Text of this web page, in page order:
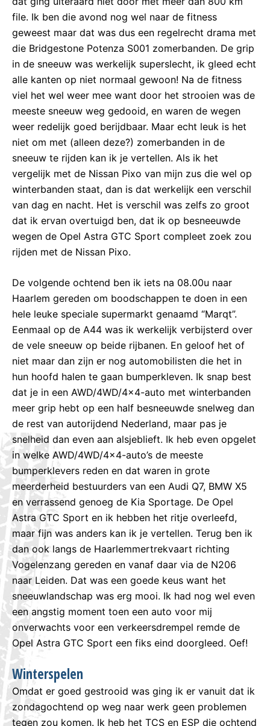
file. Ik ben die avond nog wel naar de fitness
geweest maar dat was dus een regelrecht drama met
die Bridgestone Potenza S001 zomerbanden. De grip
in de sneeuw was werkelijk superslecht, ik gleed echt
alle kanten op niet normaal gewoon! Na de fitness
viel het wel weer mee want door het strooien was de
meeste sneeuw weg gedooid, en waren de wegen
weer redelijk goed berijdbaar. Maar echt leuk is het
niet om met (alleen deze?) zomerbanden in de
sneeuw te rijden kan ik je vertellen. Als ik het
vergelijk met de Nissan Pixo van mijn zus die wel op
winterbanden staat, dan is dat werkelijk een verschil
van dag en nacht. Het is verschil was zelfs zo groot
dat ik ervan overtuigd ben, dat ik op besneeuwde
wegen de Opel Astra GTC Sport compleet zoek zou
rijden met de Nissan Pixo.
De volgende ochtend ben ik iets na 08.00u naar
Haarlem gereden om boodschappen te doen in een
hele leuke speciale supermarkt genaamd “Marqt”.
Eenmaal op de A44 was ik werkelijk verbijsterd over
de vele sneeuw op beide rijbanen. En geloof het of
niet maar dan zijn er nog automobilisten die het in
hun hoofd halen te gaan bumperkleven. Ik snap best
dat je in een AWD/4WD/4×4-auto met winterbanden
meer grip hebt op een half besneeuwde snelweg dan
de rest van autorijdend Nederland, maar pas je
snelheid dan even aan alsjeblieft. Ik heb even opgelet
in welke AWD/4WD/4×4-auto’s de meeste
bumperklevers reden en dat waren in grote
meerderheid bestuurders van een Audi Q7, BMW X5
en verrassend genoeg de Kia Sportage. De Opel
Astra GTC Sport en ik hebben het ritje overleefd,
maar fijn was anders kan ik je vertellen. Terug ben ik
dan ook langs de Haarlemmertrekvaart richting
Vogelenzang gereden en vanaf daar via de N206
naar Leiden. Dat was een goede keus want het
sneeuwlandschap was erg mooi. Ik had nog wel even
een angstig moment toen een auto voor mij
onverwachts voor een verkeersdrempel remde de
Opel Astra GTC Sport een fiks eind doorgleed. Oef!
Winterspelen
Omdat er goed gestrooid was ging ik er vanuit dat ik
zondagochtend op weg naar werk geen problemen
tegen zou komen. Ik heb het TCS en ESP die ochtend